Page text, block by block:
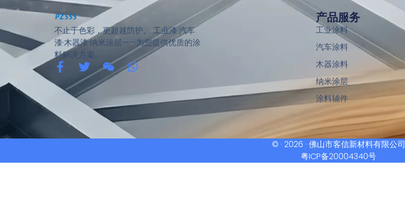
不止于色彩，更超越防护。 工业漆·汽车
漆·木器漆·纳米涂层——为您提供优质的涂
料解决方案。
产品服务
工业涂料
汽车涂料
木器涂料
纳米涂层
涂料辅件
© · 2026 · 佛山市客信新材料有限公司
粤ICP备20004340号